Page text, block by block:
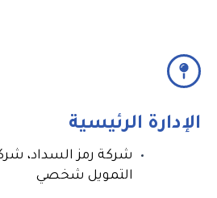
الإدارة الرئيسية
شركة رمز السداد،
التمويل شخصي